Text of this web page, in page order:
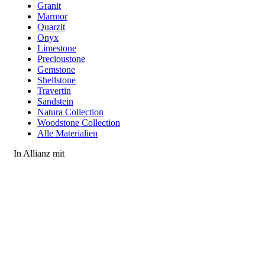
Granit
Marmor
Quarzit
Onyx
Limestone
Precioustone
Gemstone
Shellstone
Travertin
Sandstein
Natura Collection
Woodstone Collection
Alle Materialien
In Allianz mit